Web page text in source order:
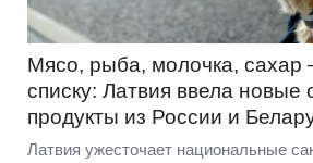
Мясо, рыба, молочка, сахар
списку: Латвия ввела новые
продукты из России и
Латвия ужесточает национальные